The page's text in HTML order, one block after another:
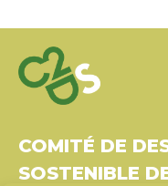
COMITÉ DE
SOSTENIBLE